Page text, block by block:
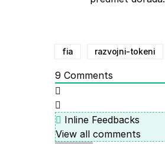
fia razvojni-tokeni
9 Comments
Inline Feedbacks
View all comments